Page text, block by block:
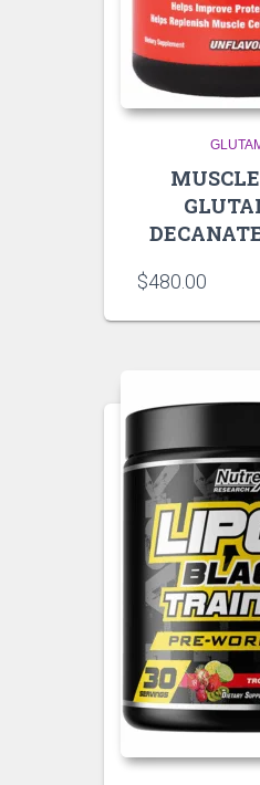
$480.00